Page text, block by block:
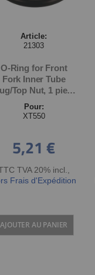
Article:
21303
O-Ring for Front
Fork Inner Tube
Top Nut, 1 piece
(OEM)
Pour:
XT550
5,21 €
TVA 20% incl.
Frais d'Expédition
AJOUTER AU PANIER